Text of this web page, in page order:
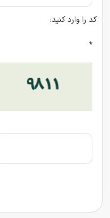
کد را وارد کنید:
*